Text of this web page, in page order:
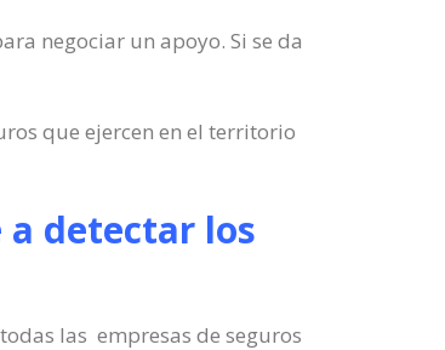
negociar un apoyo. Si se da
que ejercen en el territorio
a detectar los
las empresas de seguros